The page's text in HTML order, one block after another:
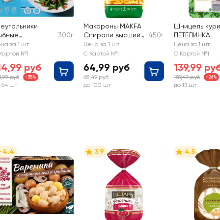
в
300г
за 1 шт
№1
руб
руб -35%
64 шт
Макароны MAKFA
Спирали высший
сорт
450г
Цена за 1 шт
С Картой №1
64,99 руб
68,49 руб
до 100 шт
Шницель
ПЕТЕЛИНКА
Цена за 1 шт
С Картой №1
139,99
189,49 руб -26%
до 13 шт
4.4 3.9 4.5